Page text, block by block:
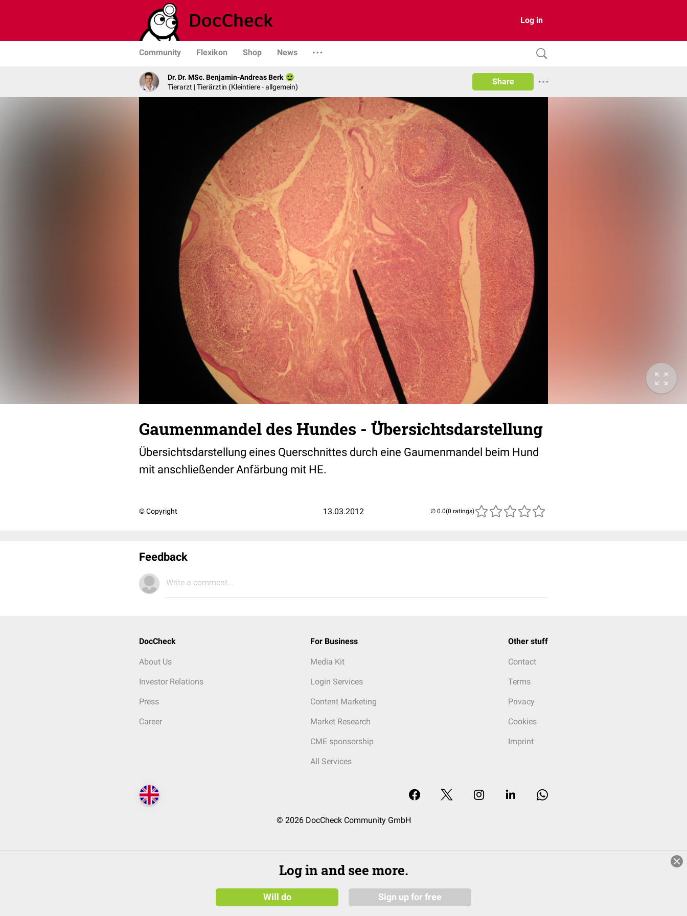
Log in
Community Flexikon Shop News
Dr. Dr. MSc. Benjamin-Andreas Berk
Tierarzt | Tierärztin (Kleintiere - allgemein)
Share
Gaumenmandel des Hundes - Übersichtsdarstellung
Übersichtsdarstellung eines Querschnittes durch eine Gaumenmandel beim Hund
mit anschließender Anfärbung mit HE.
© Copyright 13.03.2012 (0 ratings)
Feedback
Write a comment...
DocCheck
About Us
Investor Relations
Press
Career
For Business
Media Kit
Login Services
Content Marketing
Market Research
CME sponsorship
All Services
Other stuff
Contact
Terms
Privacy
Cookies
Imprint
© 2026 DocCheck Community GmbH
Log in and see more.
Will do Sign up for free